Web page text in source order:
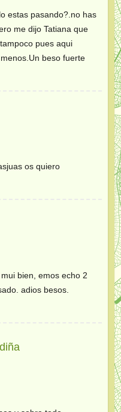
estas pasando?.no has
me dijo Tatiana que
pues aqui
beso fuerte
os quiero
bien, emos echo 2
adios besos.